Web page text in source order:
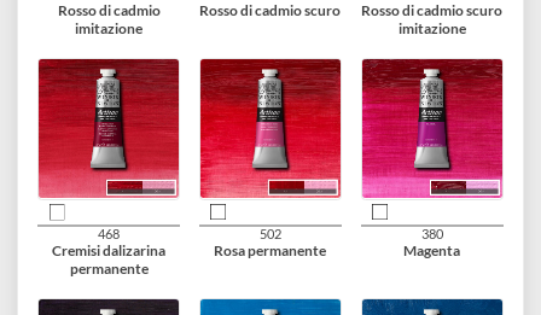
090
Giallo di cadmio
arancio imitazione
100
Rosso di cadmio
chiaro
099
Rosso di cadmio
medio